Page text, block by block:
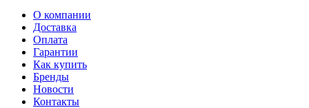
О компании
Доставка
Оплата
Гарантии
Как купить
Бренды
Новости
Контакты